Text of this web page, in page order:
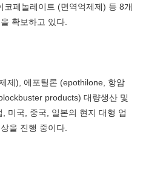
페놀레이트 (면역억제제) 등 8개
확보하고 있다.
제), 에포틸론 (epothilone, 항암
products) 대량생산 및
미국, 중국, 일본의 현지 대형 업
을 진행 중이다.